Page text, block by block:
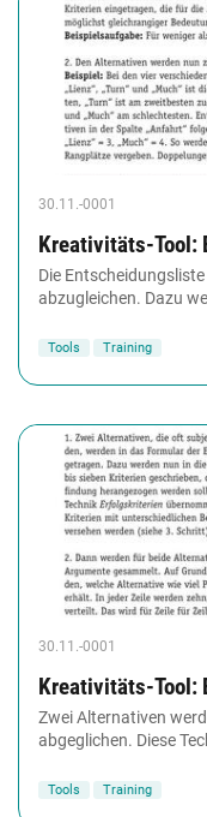
30.11.-0001
Kreativitäts-Tool:
Die
abzugleichen. Dazu
Tools Training
30.11.-0001
Kreativitäts-Tool:
Zwei Alternativen
abgeglichen. Diese
Tools Training